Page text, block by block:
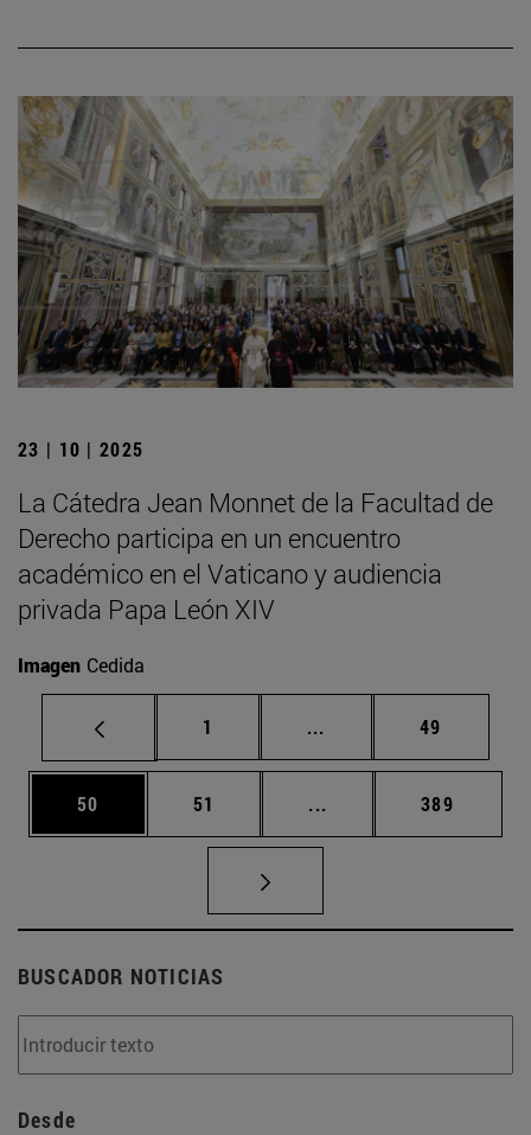
23 | 10 | 2025
La Cátedra Jean Monnet de la Facultad de
Derecho participa en un encuentro
académico en el Vaticano y audiencia
privada Papa León XIV
Imagen Cedida
Página
1 ... Páginas intermedias
Página
49
Página
50 Página
51 ... Páginas intermedias
Página
389
BUSCADOR NOTICIAS
Desde